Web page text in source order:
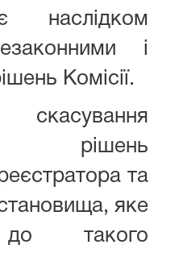
наслідком
і
Комісії.
рішень
та
яке
до такого